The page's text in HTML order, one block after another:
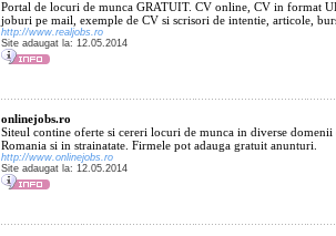
Portal de locuri de munca GRATUIT. CV online, CV in format
joburi pe mail, exemple de CV si scrisori de intentie, articole,
http://www.realjobs.ro
Site adaugat la: 12.05.2014
onlinejobs.ro
Siteul contine oferte si cereri locuri de munca in diverse domenii
Romania si in strainatate. Firmele pot adauga gratuit anunturi.
http://www.onlinejobs.ro
Site adaugat la: 12.05.2014